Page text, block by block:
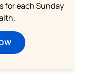
for each Sunday